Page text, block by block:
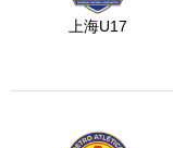
上海U17